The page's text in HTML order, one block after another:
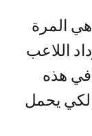
المرة
اللاعب
في هذه
لكي يحمل